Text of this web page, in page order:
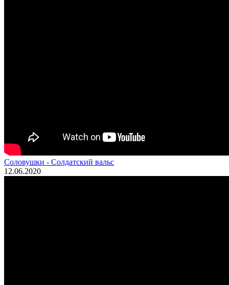
Соловушки - Солдатский вальс
12.06.2020